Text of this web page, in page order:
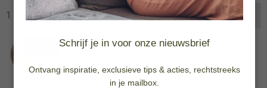
Schrijf je in voor onze nieuwsbrief
Ontvang inspiratie, exclusieve tips & acties, rechtstreeks
in je mailbox.
1 resultaten Sorteer: